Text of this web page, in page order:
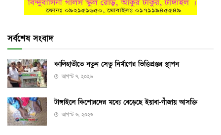
সর্বশেষ সংবাদ
কালিহাতীতে নতুন সেতু নির্মাণের ভিত্তিপ্রস্তর স্থাপন
আগস্ট ৭, ২০২৬
টাঙ্গাইলে কিশোরদের মধ্যে বেড়েছে ইয়াবা-গাঁজায় আসক্তি
আগস্ট ৬, ২০২৬